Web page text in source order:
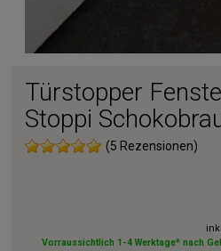
Türstopper
Stoppi
(5 Rezensionen)
Vorraussichtlich 1-4 Werktage* nach